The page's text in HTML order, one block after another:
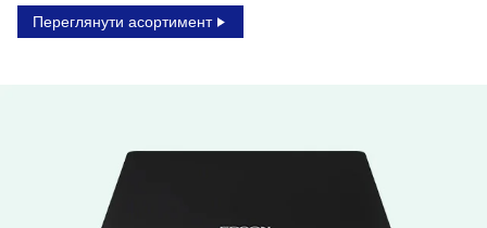
Переглянути асортимент